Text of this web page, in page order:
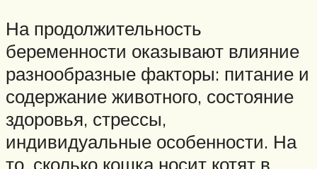
На продолжительность
беременности оказывают влияние
разнообразные факторы: питание и
содержание животного, состояние
здоровья, стрессы,
индивидуальные особенности. На
то, сколько кошка носит котят в